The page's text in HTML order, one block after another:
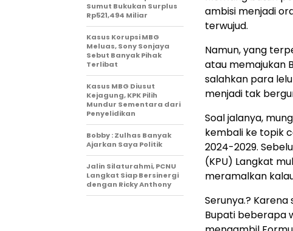
ambisi menjadi
terwujud.
Namun, yang
atau memajukan
salahkan para
menjadi tak
Soal jalanya,
kembali ke topik
2024-2029.
(KPU) Langkat
meramalkan
Serunya.?
Bupati beberapa
Sumut Bukukan Surplus
Rp521,494 Miliar
Kasus Korupsi MBG
Meluas, Sony Sonjaya
Sebut Banyak Pihak
Terlibat
Kasus MBG Diusut
Kejagung, KPK Pilih
Mundur Sementara dari
Penyelidikan
Bobby : Zulhas Banyak
Ajarkan Saya Politik
Jalin Silaturahmi, PCNU
Langkat Siap Bersinergi
dengan Ricky Anthony